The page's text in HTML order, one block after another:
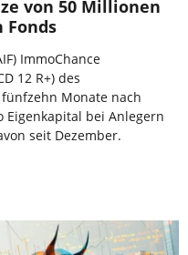
von 50 Millionen
ImmoChance
12 R+) des
Monate nach
Eigenkapital bei Anlegern
seit Dezember.